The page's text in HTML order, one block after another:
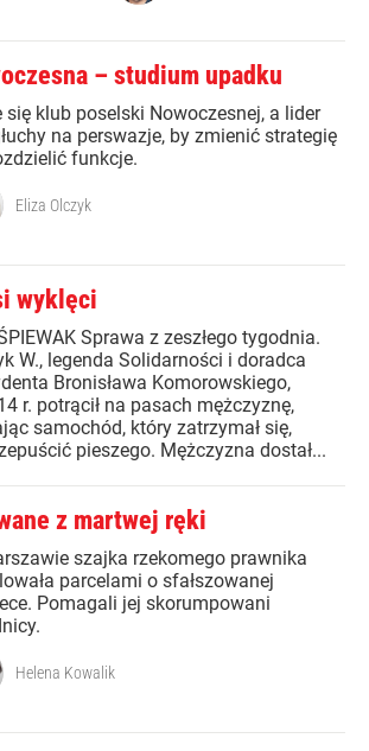
– studium upadku
się klub poselski Nowoczesnej, a lider
na perswazje, by zmienić strategię
funkcje.
Eliza Olczyk
wyklęci
Sprawa z zeszłego tygodnia.
W., legenda Solidarności i doradca
Bronisława Komorowskiego,
r. potrącił na pasach mężczyznę,
samochód, który zatrzymał się,
pieszego. Mężczyzna dostał...
z martwej ręki
szajka rzekomego prawnika
parcelami o sfałszowanej
Pomagali jej skorumpowani
Helena Kowalik